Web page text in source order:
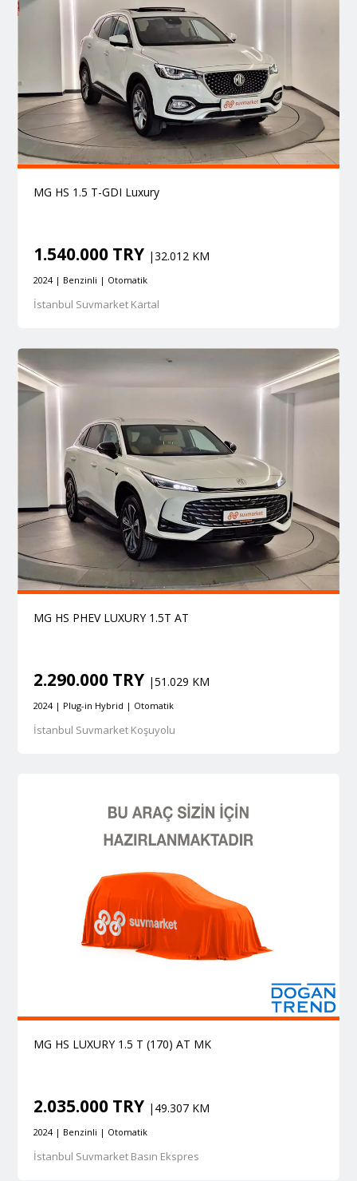
MG HS 1.5 T-GDI Luxury
1.540.000 TRY |32.012 KM
2024 | Benzinli | Otomatik
İstanbul Suvmarket Kartal
MG HS PHEV LUXURY 1.5T AT
2.290.000 TRY |51.029 KM
2024 | Plug-in Hybrid | Otomatik
İstanbul Suvmarket Koşuyolu
MG HS LUXURY 1.5 T (170) AT MK
2.035.000 TRY |49.307 KM
2024 | Benzinli | Otomatik
İstanbul Suvmarket Basın Ekspres